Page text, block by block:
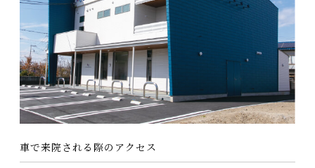
車で来院される際のアクセス